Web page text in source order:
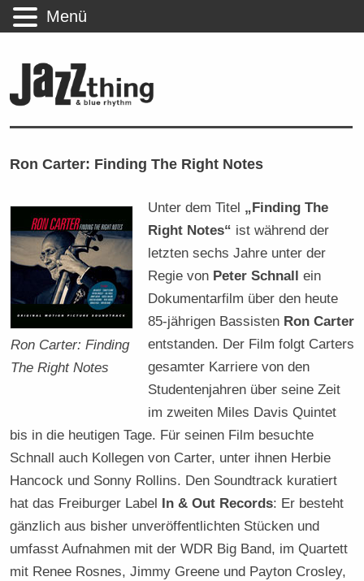
Ron Carter: Finding The Right Notes
Ron Carter: Finding
The Right Notes
Unter dem Titel „Finding The
Right Notes“ ist während der
letzten sechs Jahre unter der
Regie von Peter Schnall ein
Dokumentarfilm über den heute
85-jährigen Bassisten Ron Carter
entstanden. Der Film folgt Carters
gesamter Karriere von den
Studentenjahren über seine Zeit
im zweiten Miles Davis Quintet
bis in die heutigen Tage. Für seinen Film besuchte
Schnall auch Kollegen von Carter, unter ihnen Herbie
Hancock und Sonny Rollins. Den Soundtrack kuratiert
hat das Freiburger Label In & Out Records: Er besteht
gänzlich aus bisher unveröffentlichten Stücken und
umfasst Aufnahmen mit der WDR Big Band, im Quartett
mit Renee Rosnes, Jimmy Greene und Payton Crosley,
Menü